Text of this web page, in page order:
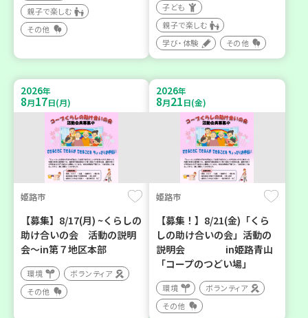
親子で楽しむ
その他
子ども
親子で楽しむ
学び・体験
その他
2026年
8月17日(月)
姫路市
【募集】8/17(月) ~くらしの
助け合いの会 活動の説明
会～in第７地区本部
環境
ボランティア
その他
2026年
8月21日(金)
姫路市
【募集！】8/21(金)「くら
しの助け合いの会」活動の
説明会 in姫路青山
「コープのつどい場」
環境
ボランティア
その他